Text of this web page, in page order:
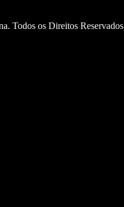
Todos os Direitos Reservados